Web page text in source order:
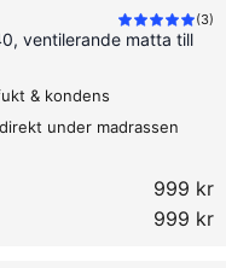
(3)
ventilerande matta till
& kondens
under madrassen
999 kr
999 kr